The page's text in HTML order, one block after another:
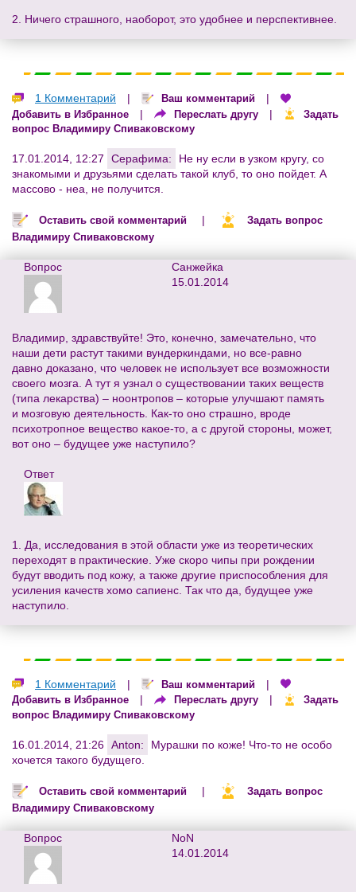
2. Ничего страшного, наоборот, это удобнее и перспективнее.
1 Комментарий | Ваш комментарий |
Добавить в Избранное | Переслать другу |
Задать
вопрос Владимиру Спиваковскому
17.01.2014, 12:27 Серафима:
Не ну если в узком кругу, со
знакомыми и друзьями сделать такой клуб, то оно пойдет. А
массово - неа, не получится.
Оставить свой комментарий |
Задать вопрос
Владимиру Спиваковскому
Вопрос
Санжейка
15.01.2014
Владимир, здравствуйте! Это, конечно, замечательно, что
наши дети растут такими вундеркиндами, но все-равно
давно доказано, что человек не использует все возможности
своего мозга. А тут я узнал о существовании таких веществ
(типа лекарства) – ноонтропов – которые улучшают память
и мозговую деятельность. Как-то оно страшно, вроде
психотропное вещество какое-то, а с другой стороны, может,
вот оно – будущее уже наступило?
Ответ
1. Да, исследования в этой области уже из теоретических
переходят в практические. Уже скоро чипы при рождении
будут вводить под кожу, а также другие приспособления для
усиления качеств хомо сапиенс. Так что да, будущее уже
наступило.
1 Комментарий | Ваш комментарий |
Добавить в Избранное | Переслать другу |
Задать
вопрос Владимиру Спиваковскому
16.01.2014, 21:26 Anton:
Мурашки по коже! Что-то не особо
хочется такого будущего.
Оставить свой комментарий |
Задать вопрос
Владимиру Спиваковскому
Вопрос
NoN
14.01.2014